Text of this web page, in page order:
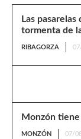
Las
tormenta de
RIBAGORZA
Monzón
MONZÓN 07/